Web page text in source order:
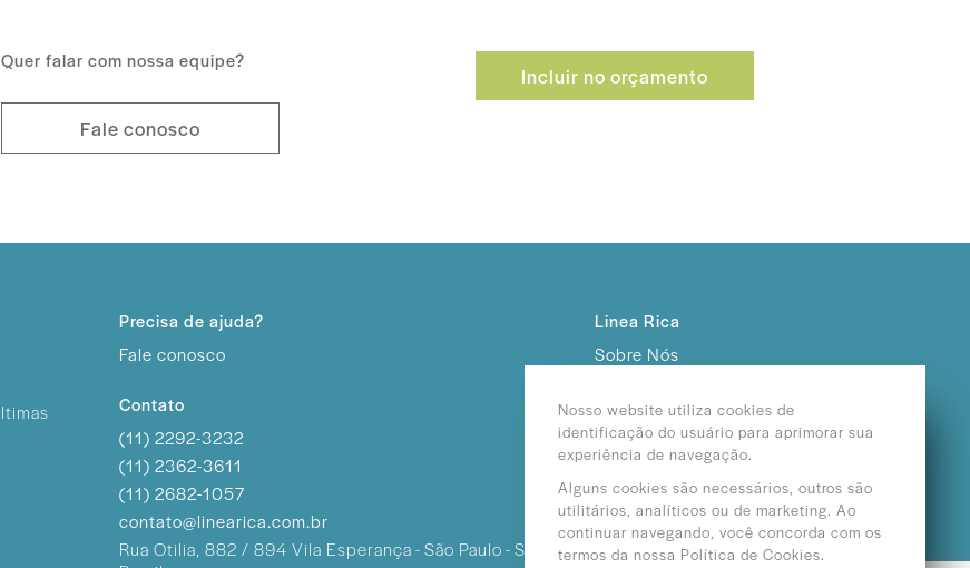
Quer falar com nossa equipe?
Fale conosco
Incluir no orçamento
Precisa de ajuda?
Fale conosco
Contato
(11) 2292-3232
(11) 2362-3611
(11) 2682-1057
contato@linearica.com.br
Rua Otilia, 882 / 894Vila Esperança - São Paulo - SP /
Linea Rica
Sobre Nós
Nosso website utiliza cookies de
identificação do usuário para aprimorar sua
experiência de navegação.
Alguns cookies são necessários, outros são
utilitários, analíticos ou de marketing. Ao
continuar navegando, você concorda com os
termos da nossa Política de Cookies.